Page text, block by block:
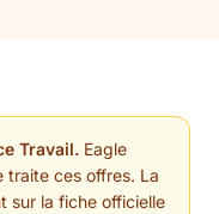
Travail. Eagle
traite ces offres. La
sur la fiche officielle